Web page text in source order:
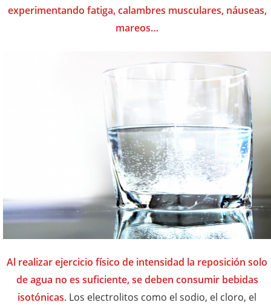
experimentando fatiga, calambres musculares, náuseas,
mareos…
Al realizar ejercicio físico de intensidad la reposición solo
de agua no es suficiente, se deben consumir bebidas
isotónicas. Los electrolitos como el sodio, el cloro, el